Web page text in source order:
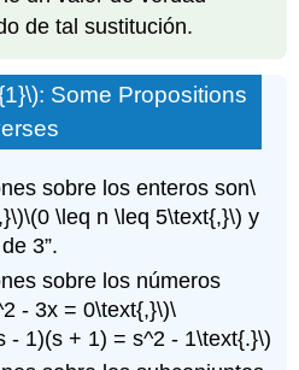
de tal sustitución.
: Some Propositions
sobre los enteros son\
\(0 \leq n \leq 5\text{,}\) y
3”.
sobre los números
- 3x = 0\text{,}\)\
- 1)(s + 1) = s^2 - 1\text{.}\)